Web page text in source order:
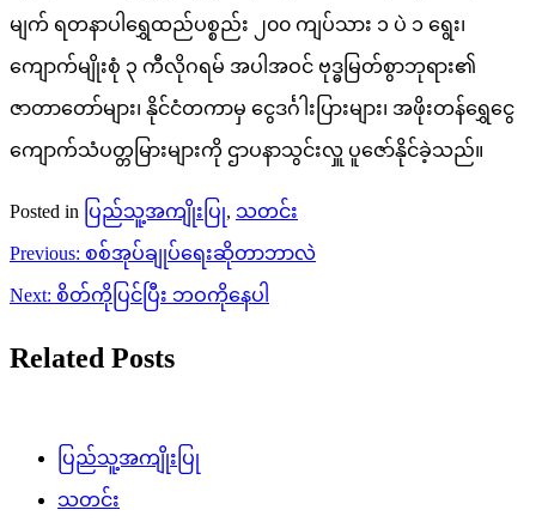
မျက် ရတနာပါရွှေထည်ပစ္စည်း ၂၀၀ ကျပ်သား ၁ ပဲ ၁ ရွေး၊
ကျောက်မျိုးစုံ ၃ ကီလိုဂရမ် အပါအဝင် ဗုဒ္ဓမြတ်စွာဘုရား၏
ဇာတာတော်များ၊ နိုင်ငံတကာမှ ငွေဒင်္ဂါးပြားများ၊ အဖိုးတန်ရွှေငွေ
ကျောက်သံပတ္တမြားများကို ဌာပနာသွင်းလှူ ပူဇော်နိုင်ခဲ့သည်။
Posted in ပြည်သူ့အကျိုးပြု, သတင်း
Post
navigation
Previous: စစ်အုပ်ချုပ်ရေးဆိုတာဘာလဲ
Next: စိတ်ကိုပြင်ပြီး ဘဝကိုနေပါ
Related Posts
ပြည်သူ့အကျိုးပြု
သတင်း